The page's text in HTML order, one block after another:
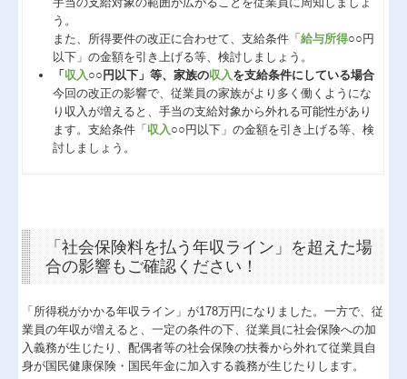
う。
また、所得要件の改正に合わせて、支給条件「給与所得○○円
以下」の金額を引き上げる等、検討しましょう。
「 収入○○円以下」等、家族の収入を支給条件にしている場合
今回の改正の影響で、従業員の家族がより多く働くようにな
り収入が増えると、手当の支給対象から外れる可能性があり
ます。支給条件「 収入○○円以下」の金額を引き上げる等、検
討しましょう。
「社会保険料を払う年収ライン」を超えた場
合の影響もご確認ください！
「所得税がかかる年収ライン」が178万円になりました。一方で、従
業員の年収が増えると、一定の条件の下、従業員に社会保険への加
入義務が生じたり、配偶者等の社会保険の扶養から外れて従業員自
身が国民健康保険・国民年金に加入する義務が生じたりします。